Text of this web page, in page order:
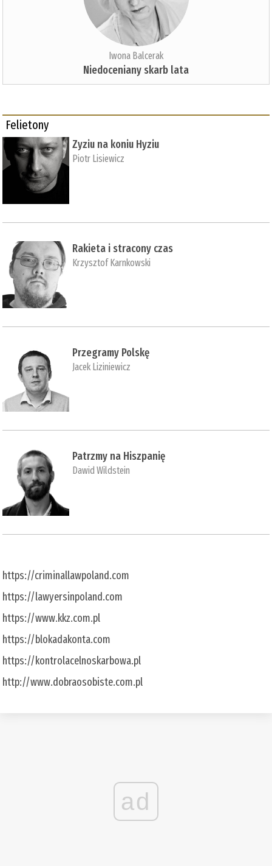
Iwona Balcerak
Niedoceniany skarb lata
Felietony
Zyziu na koniu Hyziu
Piotr Lisiewicz
Rakieta i stracony czas
Krzysztof Karnkowski
Przegramy Polskę
Jacek Liziniewicz
Patrzmy na Hiszpanię
Dawid Wildstein
https://criminallawpoland.com
https://lawyersinpoland.com
https://www.kkz.com.pl
https://blokadakonta.com
https://kontrolacelnoskarbowa.pl
http://www.dobraosobiste.com.pl
ad